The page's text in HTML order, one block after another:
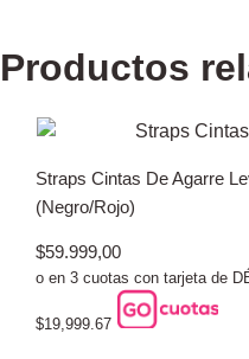
Productos
Straps Cintas De Agarre
(Negro/Rojo)
$59.999,00
o en 3 cuotas con tarjeta de
$19,999.67